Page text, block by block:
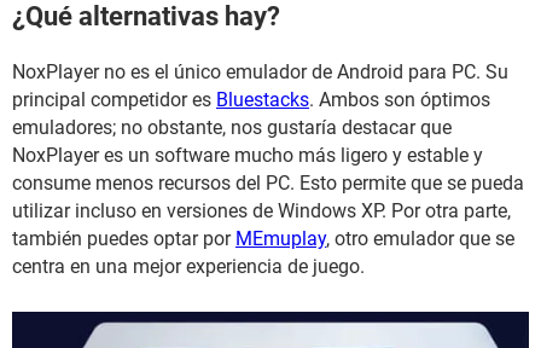
¿Qué alternativas hay?
NoxPlayer no es el único emulador de Android para PC. Su
principal competidor es Bluestacks. Ambos son óptimos
emuladores; no obstante, nos gustaría destacar que
NoxPlayer es un software mucho más ligero y estable y
consume menos recursos del PC. Esto permite que se pueda
utilizar incluso en versiones de Windows XP. Por otra parte,
también puedes optar por MEmuplay, otro emulador que se
centra en una mejor experiencia de juego.